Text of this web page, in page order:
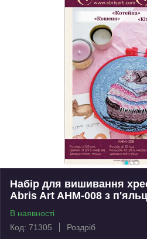
Набір для вишивання
Abris Art AHM-008 з
В наявності
Код: 71305
Роздріб